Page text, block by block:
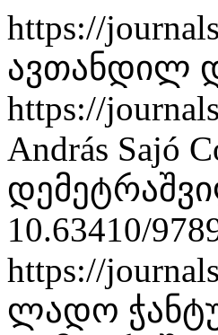
https://
ავთანდილ
https://
András Sajó
10.63410/
https://
ლადო